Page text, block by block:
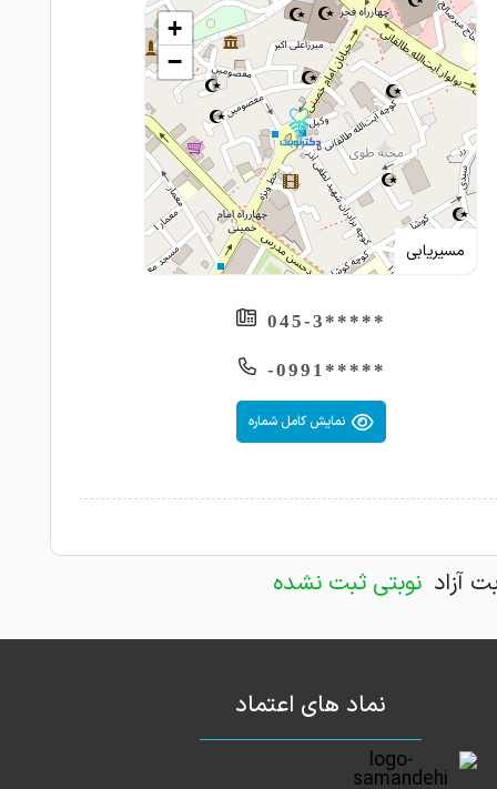
آزاد نوبتی ثبت نشده
مسیریابی
+
−
*****045-3
*****0991-
نمایش کامل شماره
نماد های اعتماد